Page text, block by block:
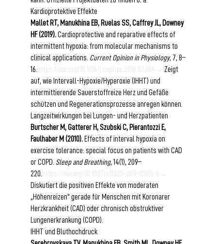
Kardioprotektive Effekte
Mallet RT, Manukhina EB, Ruelas SS, Caffrey JL, Downey
HF (2019). Cardioprotective and reparative effects of
intermittent hypoxia: from molecular mechanisms to
clinical applications. Current Opinion in Physiology, 7, 8–
16.
https://doi.org/10.1016/j.cophys.2018.07.014→ Zeigt
auf, wie Intervall-Hypoxie/Hyperoxie (IHHT) und
intermittierende Sauerstoffreize Herz und Gefäße
schützen und Regenerationsprozesse anregen können.
Langzeitwirkungen bei Lungen- und Herzpatienten
Burtscher M, Gatterer H, Szubski C, Pierantozzi E,
Faulhaber M (2010). Effects of interval hypoxia on
exercise tolerance: special focus on patients with CAD
or COPD. Sleep and Breathing, 14(1), 209–
220.
https://doi.org/10.1007/s11325-009-0305-6→
Diskutiert die positiven Effekte von moderaten
„Höhenreizen“ gerade für Menschen mit Koronarer
Herzkrankheit (CAD) oder chronisch obstruktiver
Lungenerkrankung (COPD).
IHHT und Bluthochdruck